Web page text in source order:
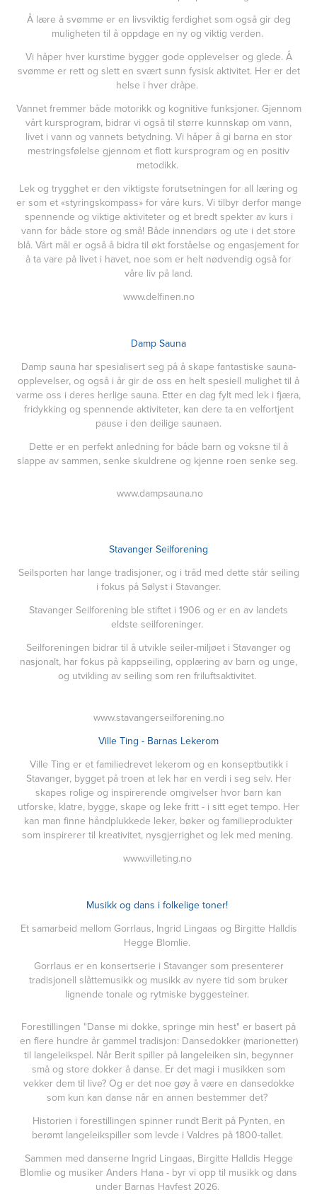
Å lære å svømme er en livsviktig ferdighet som også gir deg
muligheten til å oppdage en ny og viktig verden.
Vi håper hver kurstime bygger gode opplevelser og glede. Å
svømme er rett og slett en svært sunn fysisk aktivitet. Her er det
helse i hver dråpe.
Vannet fremmer både motorikk og kognitive funksjoner. Gjennom
vårt kursprogram, bidrar vi også til større kunnskap om vann,
livet i vann og vannets betydning. Vi håper å gi barna en stor
mestringsfølelse gjennom et flott kursprogram og en positiv
metodikk.
Lek og trygghet er den viktigste forutsetningen for all læring og
er som et «styringskompass» for våre kurs. Vi tilbyr derfor mange
spennende og viktige aktiviteter og et bredt spekter av kurs i
vann for både store og små! Både innendørs og ute i det store
blå. Vårt mål er også å bidra til økt forståelse og engasjement for
å ta vare på livet i havet, noe som er helt nødvendig også for
våre liv på land.
www.delfinen.no
Damp Sauna
Damp sauna har spesialisert seg på å skape fantastiske sauna-
opplevelser, og også i år gir de oss en helt spesiell mulighet til å
varme oss i deres herlige sauna. Etter en dag fylt med lek i fjæra,
fridykking og spennende aktiviteter, kan dere ta en velfortjent
pause i den deilige saunaen.
Dette er en perfekt anledning for både barn og voksne til å
slappe av sammen, senke skuldrene og kjenne roen senke seg.
www.dampsauna.no
Stavanger Seilforening
Seilsporten har lange tradisjoner, og i tråd med dette står seiling
i fokus på Sølyst i Stavanger.
Stavanger Seilforening ble stiftet i 1906 og er en av landets
eldste seilforeninger.
Seilforeningen bidrar til å utvikle seiler-miljøet i Stavanger og
nasjonalt, har fokus på kappseiling, opplæring av barn og unge,
og utvikling av seiling som ren friluftsaktivitet.
www.stavangerseilforening.no
Ville Ting - Barnas Lekerom
Ville Ting er et familiedrevet lekerom og en konseptbutikk i
Stavanger, bygget på troen at lek har en verdi i seg selv. Her
skapes rolige og inspirerende omgivelser hvor barn kan
utforske, klatre, bygge, skape og leke fritt - i sitt eget tempo. Her
kan man finne håndplukkede leker, bøker og familieprodukter
som inspirerer til kreativitet, nysgjerrighet og lek med mening.
www.villeting.no
Musikk og dans i folkelige toner!
Et samarbeid mellom Gorrlaus, Ingrid Lingaas og Birgitte Halldis
Hegge Blomlie.
Gorrlaus er en konsertserie i Stavanger som presenterer
tradisjonell slåttemusikk og musikk av nyere tid som bruker
lignende tonale og rytmiske byggesteiner.
Forestillingen "Danse mi dokke, springe min hest" er basert på
en flere hundre år gammel tradisjon: Dansedokker (marionetter)
til langeleikspel. Når Berit spiller på langeleiken sin, begynner
små og store dokker å danse. Er det magi i musikken som
vekker dem til live? Og er det noe gøy å være en dansedokke
som kun kan danse når en annen bestemmer det?
Historien i forestillingen spinner rundt Berit på Pynten, en
berømt langeleikspiller som levde i Valdres på 1800-tallet.
Sammen med danserne Ingrid Lingaas, Birgitte Halldis Hegge
Blomlie og musiker Anders Hana - byr vi opp til musikk og dans
under Barnas Havfest 2026.